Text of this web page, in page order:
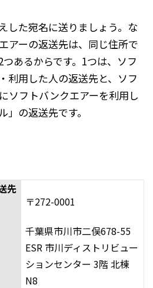
した宛名に送りましょう。な
アーの返送先は、同じ住所で
あるからです。1つは、ソフ
利用した人の返送先と、ソフ
ソフトバンクエアーを利用し
の返送先です。
先
〒272-0001
千葉県市川市二俣678-55
ESR 市川ディストリビュー
ションセンター 3階 北棟
N8